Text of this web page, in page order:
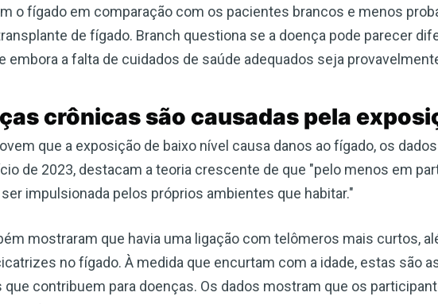
o fígado em comparação com os pacientes brancos e menos
de fígado. Branch questiona se a doença pode parecer
embora a falta de cuidados de saúde adequados seja
crônicas são causadas pela
que a exposição de baixo nível causa danos ao fígado, os
de 2023, destacam a teoria crescente de que "pelo menos em
impulsionada pelos próprios ambientes que habitar."
mostraram que havia uma ligação com telômeros mais curtos,
no fígado. À medida que encurtam com a idade, estas são
contribuem para doenças. Os dados mostram que os